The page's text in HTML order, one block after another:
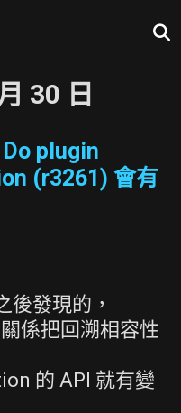
30 日
plugin
(r3261) 會有
後發現的，
係把回溯相容性
的 API 就有變